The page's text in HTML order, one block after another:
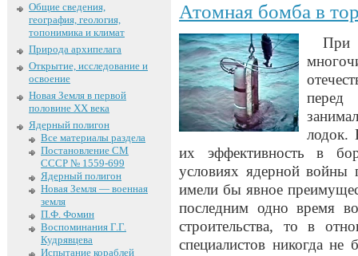
Общие сведения,
география, геология,
топонимика и климат
Природа архипелага
Открытие, исследование и
освоение
Новая Земля в первой
половине XX века
Ядерный полигон
Все материалы раздела
Постановление СМ
СССР № 1559-699
Ядерный полигон
Новая Земля — военная
земля
П.Ф. Фомин
Воспоминания Г.Г.
Кудрявцева
Испытание кораблей
Атомная бомба в
При
лодок.
их эффективность в
условиях ядерной войны
имели бы явное
последним одно время
строительства, то в
специалистов никогда не